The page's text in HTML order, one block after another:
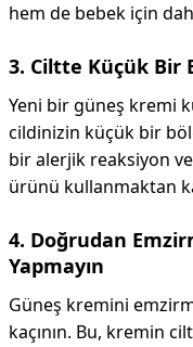
hem de bebek için
3. Ciltte Küçük Bir
Yeni bir güneş kremi
cildinizin küçük bir
bir alerjik reaksiyon
ürünü kullanmaktan
4. Doğrudan
Yapmayın
Güneş kremini
kaçının. Bu, kremin